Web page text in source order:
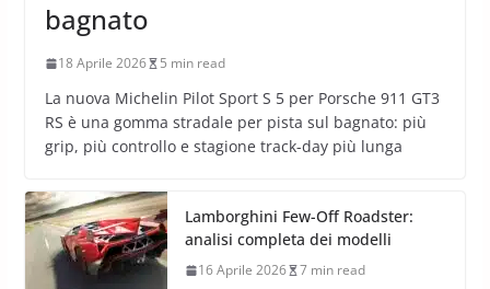
bagnato
18 Aprile 2026 5 min read
La nuova Michelin Pilot Sport S 5 per Porsche 911 GT3
RS è una gomma stradale per pista sul bagnato: più
grip, più controllo e stagione track-day più lunga
Lamborghini Few-Off Roadster:
analisi completa dei modelli
16 Aprile 2026 7 min read